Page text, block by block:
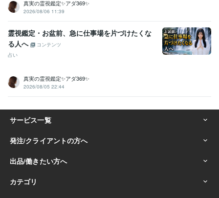
真実の霊視鑑定✨アダ369✨
2026/08/06 11:39
霊視鑑定・お盆前、急に仕事場を片づけたくな
る人へ
コンテンツ
占い
真実の霊視鑑定✨アダ369✨
2026/08/05 22:44